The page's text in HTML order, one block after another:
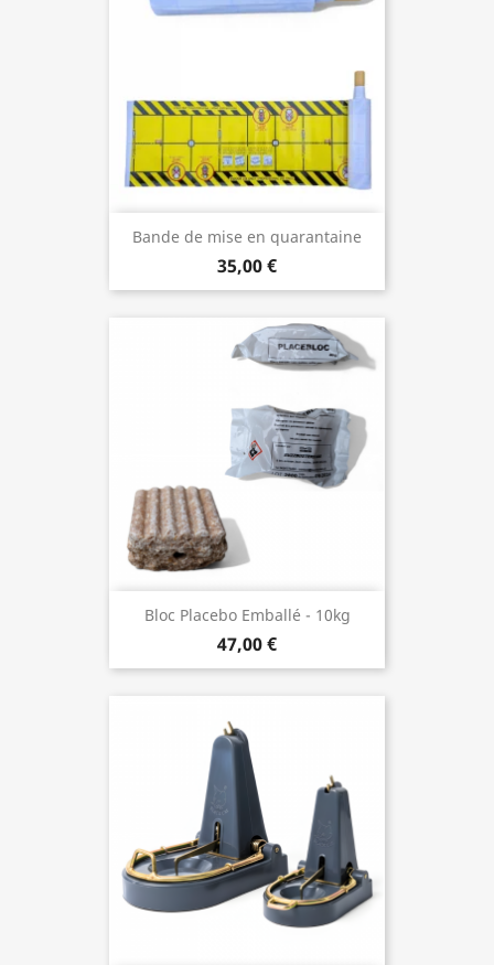
Bande de mise en quarantaine
35,00 €
Bloc Placebo Emballé - 10kg
47,00 €